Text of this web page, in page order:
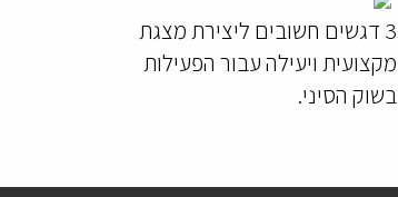
3 דגשים חשובים ליצירת מצגת
מקצועית ויעילה עבור הפעילות
בשוק הסיני.